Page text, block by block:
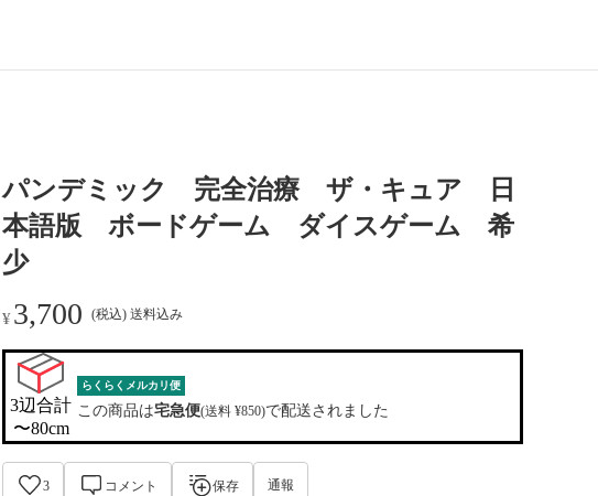
パンデミック 完全治療 ザ・キュア 日
本語版 ボードゲーム ダイスゲーム 希
少
¥ 3,700 (税込) 送料込み
3辺合計
〜80cm
らくらくメルカリ便
この商品は宅急便(送料 ¥850)で配送されました
3 コメント 保存 通報